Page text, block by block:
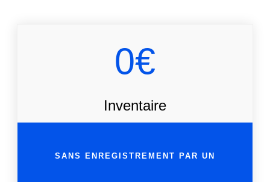
0€
Inventaire
SANS ENREGISTREMENT PAR UN